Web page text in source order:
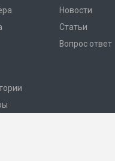
Новости
Статьи
Вопрос ответ